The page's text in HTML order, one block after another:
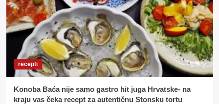
recepti
Konoba Baća nije samo gastro hit juga Hrvatske- na
kraju vas čeka recept za autentičnu Stonsku tortu